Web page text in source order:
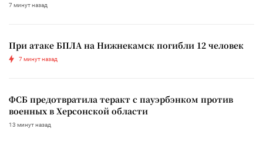
7 минут назад
При атаке БПЛА на Нижнекамск погибли 12 человек
7 минут назад
ФСБ предотвратила теракт с пауэрбэнком против
военных в Херсонской области
13 минут назад